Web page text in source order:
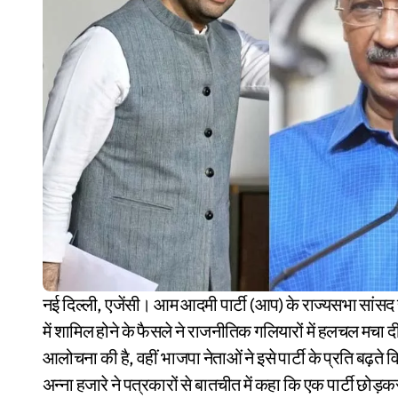
नई दिल्ली, एजेंसी। आम आदमी पार्टी (आप) के राज्यसभा सांसद राघव चड्ढा समेत छह अन्य सांसदों के भारतीय जनता पार्टी (भाजपा)
में शामिल होने के फैसले ने राजनीतिक गलियारों में हलचल मचा
आलोचना की है, वहीं भाजपा नेताओं ने इसे पार्टी के प्रति बढ़ते
अन्ना हजारे ने पत्रकारों से बातचीत में कहा कि एक पार्टी